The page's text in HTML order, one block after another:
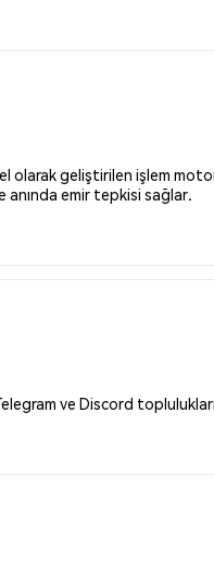
olarak geliştirilen işlem
anında emir tepkisi sağlar.
ve Discord